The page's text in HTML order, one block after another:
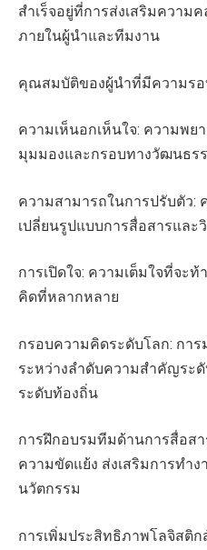
สำเร็จอยู่ที่การส่งเสริมความ
ภายในผู้นำและทีมงาน
คุณสมบัติของผู้นำที่มีความร
ความเห็นอกเห็นใจ: ความพย
มุมมองและกรอบทางวัฒนธร
ความสามารถในการปรับตัว:
เปลี่ยนรูปแบบการสื่อสารแล
การเปิดใจ: ความเต็มใจที่จะ
คิดที่หลากหลาย
กรอบความคิดระดับโลก: กา
ระหว่างลำดับความสำคัญระ
ระดับท้องถิ่น
การฝึกอบรมทีมด้านการสื่อส
ความขัดแย้ง ส่งเสริมการทำ
นวัตกรรม
การเพิ่มประสิทธิภาพโลจิสติ